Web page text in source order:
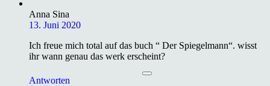
Anna Sina
13. Juni 2020
Ich freue mich total auf das buch “ Der Spiegelmann“. wisst
ihr wann genau das werk erscheint?
Antworten